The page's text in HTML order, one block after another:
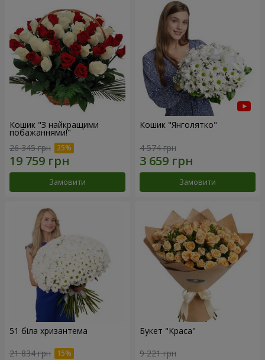
Кошик "З найкращими
побажаннями!"
26 345 грн
Замовити
Кошик "Янголятко"
4 574 грн
Замовити
51 біла хризантема
21 834 грн
Букет "Краса"
9 221 грн